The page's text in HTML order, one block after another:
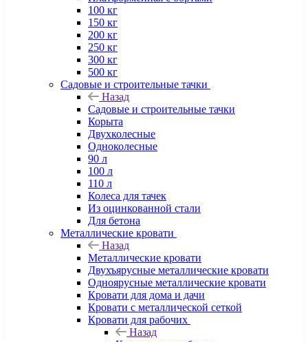
100 кг
150 кг
200 кг
250 кг
300 кг
500 кг
Садовые и строительные тачки
Назад
Садовые и строительные тачки
Корыта
Двухколесные
Одноколесные
90 л
100 л
110 л
Колеса для тачек
Из оцинкованной стали
Для бетона
Металлические кровати
Назад
Металлические кровати
Двухъярусные металлические кровати
Одноярусные металлические кровати
Кровати для дома и дачи
Кровати с металлической сеткой
Кровати для рабочих
Назад